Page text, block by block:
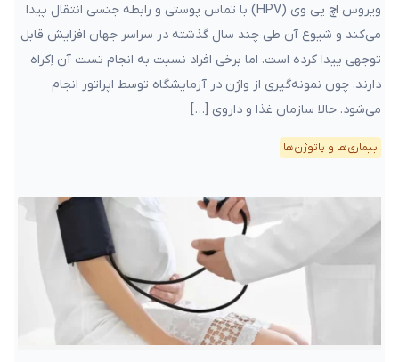
ویروس اچ پی وی (HPV) با تماس پوستی و رابطه جنسی انتقال پیدا
می‌کند و شیوع آن طی چند سال گذشته در سراسر جهان افزایش قابل
توجهی پیدا کرده است. اما برخی افراد نسبت به انجام تست آن اِکراه
دارند، چون نمونه‌گیری از واژن در آزمایشگاه توسط اپراتور انجام
می‌شود. حالا سازمان غذا و داروی […]
بیماری‌ها و پاتوژن‌ها